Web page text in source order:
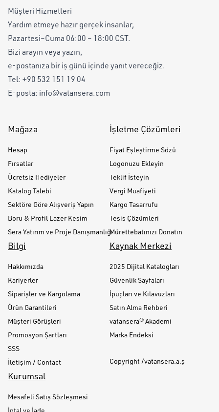
Müşteri Hizmetleri
Yardım etmeye hazır gerçek insanlar,
Pazartesi–Cuma 06:00 – 18:00 CST.
Bizi arayın veya yazın,
e-postanıza bir iş günü içinde yanıt vereceğiz.
Tel: +90 532 151 19 04
E-posta: info@vatansera.com
Mağaza
Hesap
Fırsatlar
Ücretsiz Hediyeler
Katalog Talebi
Sektöre Göre Alışveriş Yapın
Boru & Profil Lazer Kesim
Sera Yatırım ve Proje Danışmanlığı
İşletme Çözümleri
Fiyat Eşleştirme Sözü
Logonuzu Ekleyin
Teklif İsteyin
Vergi Muafiyeti
Kargo Tasarrufu
Tesis Çözümleri
Mürettebatınızı Donatın
Bilgi
Hakkımızda
Kariyerler
Siparişler ve Kargolama
Ürün Garantileri
Müşteri Görüşleri
Promosyon Şartları
SSS
İletişim / Contact
Kaynak Merkezi
2025 Dijital Katalogları
Güvenlik Sayfaları
İpuçları ve Kılavuzları
Satın Alma Rehberi
vatansera® Akademi
Marka Endeksi
Copyright /vatansera.a.ş
Kurumsal
Mesafeli Satış Sözleşmesi
İptal ve İade